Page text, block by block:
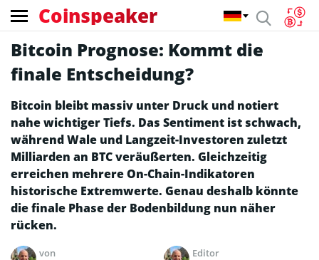
Coinspeaker
Bitcoin Prognose: Kommt die
finale Entscheidung?
Bitcoin bleibt massiv unter Druck und notiert
nahe wichtiger Tiefs. Das Sentiment ist schwach,
während Wale und Langzeit-Investoren zuletzt
Milliarden an BTC veräußerten. Gleichzeitig
erreichen mehrere On-Chain-Indikatoren
historische Extremwerte. Genau deshalb könnte
die finale Phase der Bodenbildung nun näher
rücken.
von
Editor